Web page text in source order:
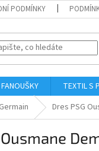
PODMÍNKY
TEXTIL S
Dres PSG
Ousmane